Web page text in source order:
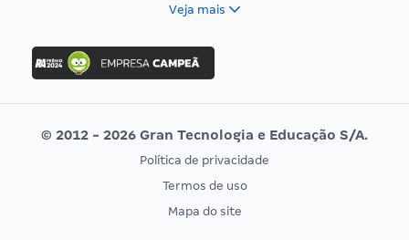
Concurso Ibama
Concurso MPU
Editais publicados
Vunesp
CONCURSOS POR PROFISSÃO
EXAME DE ORDEM
Veja mais
© 2012 - 2026 Gran Tecnologia e Educação S/A.
Política de privacidade
Termos de uso
Mapa do site